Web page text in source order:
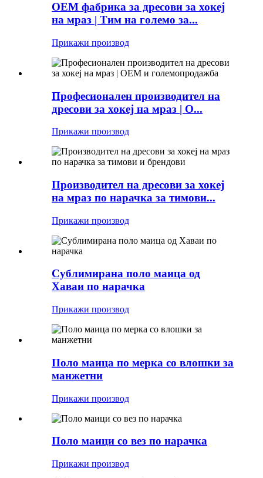
OEM фабрика за дресови за хокеј
на мраз | Тим на големо за...
Прикажи производ
Професионален производител на
дресови за хокеј на мраз | О...
Прикажи производ
Производител на дресови за хокеј
на мраз по нарачка за тимови...
Прикажи производ
Сублимирана поло маица од
Хаваи по нарачка
Прикажи производ
Поло маица по мерка со влошки за
манжетни
Прикажи производ
Поло маици со вез по нарачка
Прикажи производ